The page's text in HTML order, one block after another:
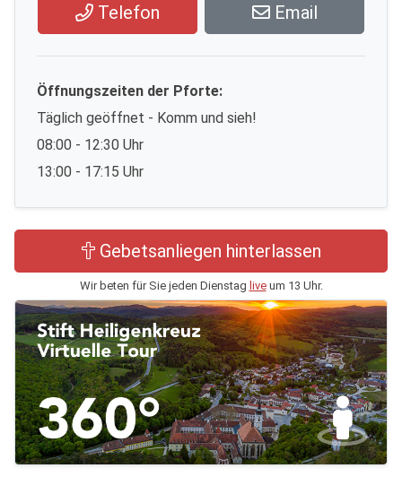
Telefon Email
Öffnungszeiten der Pforte:
Täglich geöffnet - Komm und sieh!
08:00 - 12:30 Uhr
13:00 - 17:15 Uhr
Gebetsanliegen hinterlassen
Wir beten für Sie jeden Dienstag liveum 13 Uhr.